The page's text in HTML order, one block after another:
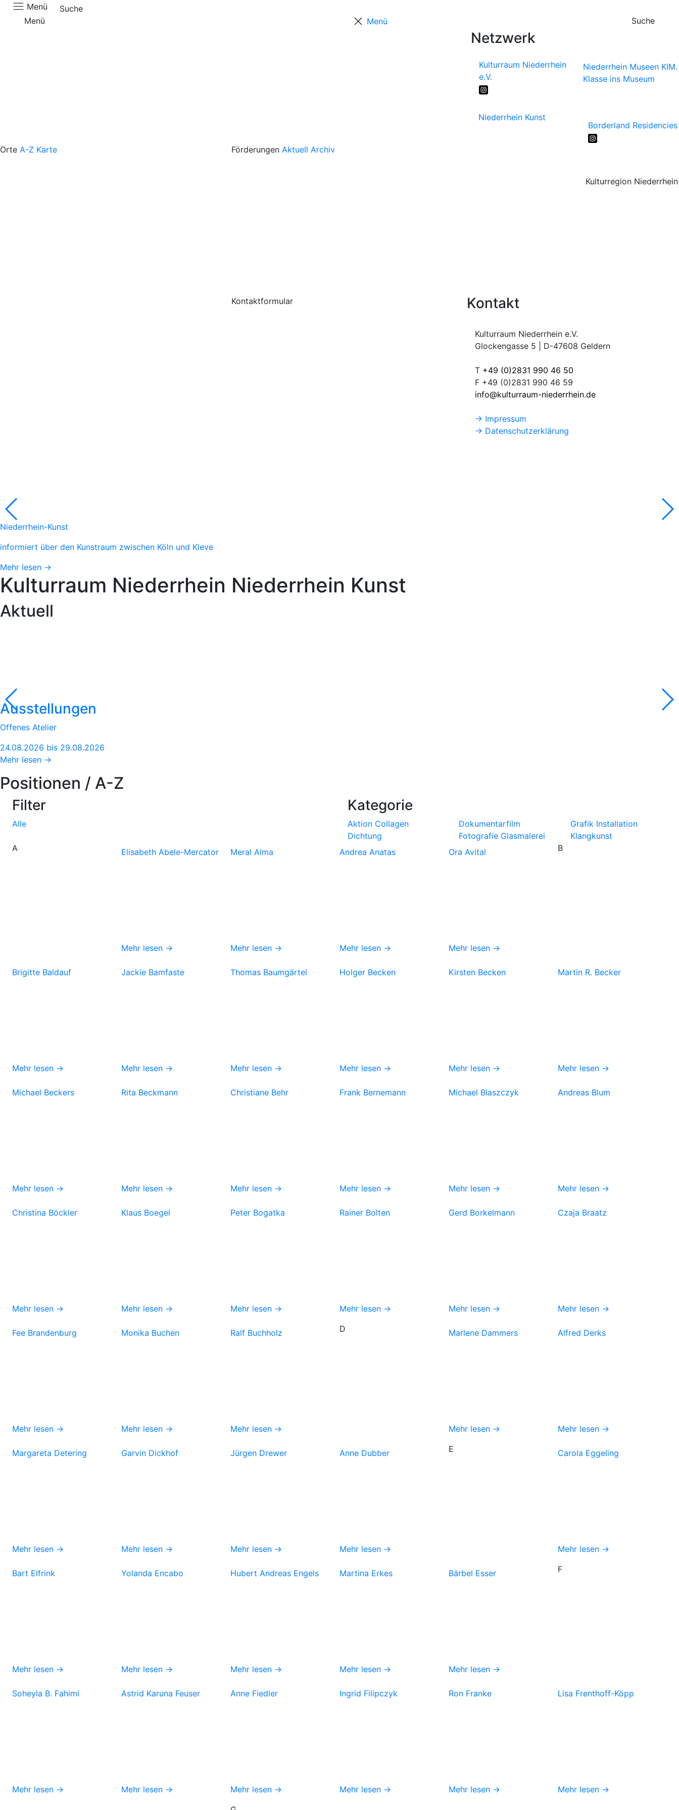
Menü
Suche
Menü
Menü
Suche
Netzwerk
Kulturraum Niederrhein
e.V.
Niederrhein Museen KIM.
Klasse ins Museum
Niederrhein Kunst
Borderland Residencies
Orte A-Z Karte Förderungen Aktuell Archiv
Kulturregion Niederrhein
Kontaktformular
Kontakt
Kulturraum Niederrhein e.V.
Glockengasse 5 | D-47608 Geldern
T +49 (0)2831 990 46 50
F +49 (0)2831 990 46 59
info@kulturraum-niederrhein.de
→ Impressum
→ Datenschutzerklärung
Niederrhein-Kunst
informiert über den Kunstraum zwischen Köln und Kleve
Mehr lesen →
Kulturraum Niederrhein Niederrhein Kunst
Aktuell
Ausstellungen
Offenes Atelier
24.08.2026 bis 29.08.2026
Mehr lesen →
Positionen / A-Z
Filter
Alle
Kategorie
Aktion Collagen
Dichtung
Dokumentarfilm
Fotografie Glasmalerei
Grafik Installation
Klangkunst
A
Elisabeth Abele-Mercator
Mehr lesen →
Meral Alma
Mehr lesen →
Andrea Anatas
Mehr lesen →
Ora Avital
Mehr lesen →
B
Brigitte Baldauf
Mehr lesen →
Jackie Bamfaste
Mehr lesen →
Thomas Baumgärtel
Mehr lesen →
Holger Becken
Mehr lesen →
Kirsten Becken
Mehr lesen →
Martin R. Becker
Mehr lesen →
Michael Beckers
Mehr lesen →
Rita Beckmann
Mehr lesen →
Christiane Behr
Mehr lesen →
Frank Bernemann
Mehr lesen →
Michael Blaszczyk
Mehr lesen →
Andreas Blum
Mehr lesen →
Christina Böckler
Mehr lesen →
Klaus Boegel
Mehr lesen →
Peter Bogatka
Mehr lesen →
Rainer Bolten
Mehr lesen →
Gerd Borkelmann
Mehr lesen →
Czaja Braatz
Mehr lesen →
Fee Brandenburg
Mehr lesen →
Monika Buchen
Mehr lesen →
Ralf Buchholz
Mehr lesen →
D Marlene Dammers
Mehr lesen →
Alfred Derks
Mehr lesen →
Margareta Detering
Mehr lesen →
Garvin Dickhof
Mehr lesen →
Jürgen Drewer
Mehr lesen →
Anne Dubber
Mehr lesen →
E Carola Eggeling
Mehr lesen →
Bart Elfrink
Mehr lesen →
Yolanda Encabo
Mehr lesen →
Hubert Andreas Engels
Mehr lesen →
Martina Erkes
Mehr lesen →
Bärbel Esser
Mehr lesen →
F
Soheyla B. Fahimi
Mehr lesen →
Astrid Karuna Feuser
Mehr lesen →
Anne Fiedler
Mehr lesen →
Ingrid Filipczyk
Mehr lesen →
Ron Franke
Mehr lesen →
Lisa Frenthoff-Köpp
Mehr lesen →